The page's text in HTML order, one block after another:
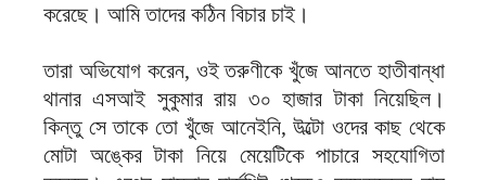
করেছে। আমি তাদের কঠিন বিচার চাই।
তারা অভিযোগ করেন, ওই তরুণীকে খুঁজে আনতে হাতীবান্ধা
থানার এসআই সুকুমার রায় ৩০ হাজার টাকা নিয়েছিল।
কিন্তু সে তাকে তো খুঁজে আনেইনি, উল্টো ওদের কাছ থেকে
মোটা অঙ্কের টাকা নিয়ে মেয়েটিকে পাচারে সহযোগিতা